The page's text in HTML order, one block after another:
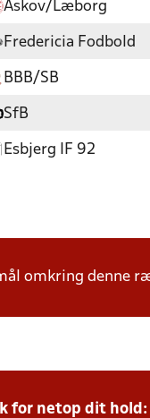
Askov/Læborg
Fredericia Fodbold
BBB/SB
SfB
Esbjerg IF 92
omkring denne
for netop dit